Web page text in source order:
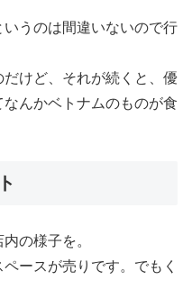
うのは間違いないので行
けど、それが続くと、優
んかベトナムのものが食
の様子を。
ースが売りです。でもく